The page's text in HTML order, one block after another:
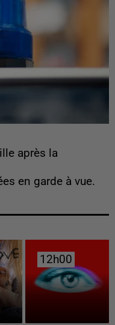
après la
en garde à vue.
12h00
12h00